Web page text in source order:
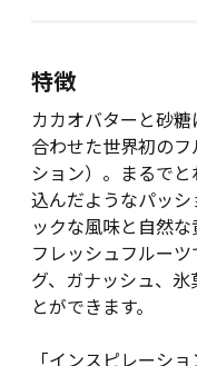
特徴
カカオバターと砂
合わせた世界初の
ション）。まるで
込んだようなパッ
ックな風味と自然
フレッシュフルー
グ、ガナッシュ、
とができます。
「インスピレーシ